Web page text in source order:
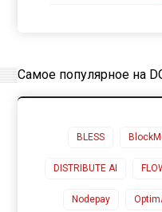
Самое популярное на
BLESS
DISTRIBUTE AI
Nodepay